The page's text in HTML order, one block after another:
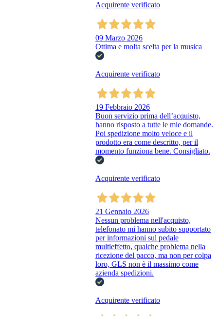
Acquirente verificato
09 Marzo 2026
Ottima e molta scelta per la musica
Acquirente verificato
19 Febbraio 2026
Buon servizio prima dell’acquisto,
hanno risposto a tutte le mie domande.
Poi spedizione molto veloce e il
prodotto era come descritto, per il
momento funziona bene. Consigliato.
Acquirente verificato
21 Gennaio 2026
Nessun problema nell'acquisto,
telefonato mi hanno subito supportato
per informazioni sul pedale
multieffetto, qualche problema nella
ricezione del pacco, ma non per colpa
loro, GLS non è il massimo come
azienda spedizioni.
Acquirente verificato